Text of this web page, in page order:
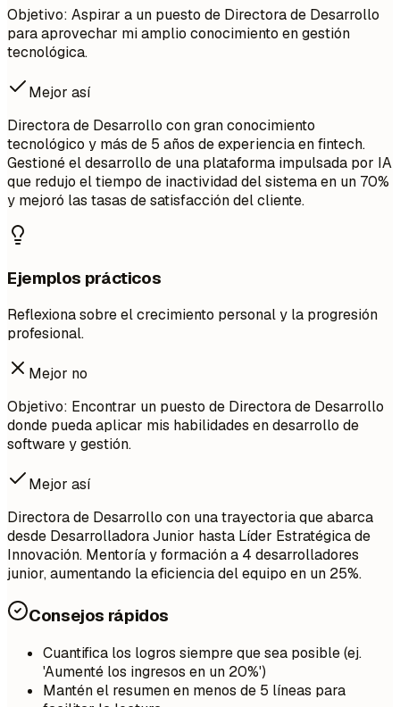
Objetivo: Aspirar a un puesto de Directora de Desarrollo
para aprovechar mi amplio conocimiento en gestión
tecnológica.
Mejor así
Directora de Desarrollo con gran conocimiento
tecnológico y más de 5 años de experiencia en fintech.
Gestioné el desarrollo de una plataforma impulsada por IA
que redujo el tiempo de inactividad del sistema en un 70%
y mejoró las tasas de satisfacción del cliente.
Ejemplos prácticos
Reflexiona sobre el crecimiento personal y la progresión
profesional.
Mejor no
Objetivo: Encontrar un puesto de Directora de Desarrollo
donde pueda aplicar mis habilidades en desarrollo de
software y gestión.
Mejor así
Directora de Desarrollo con una trayectoria que abarca
desde Desarrolladora Junior hasta Líder Estratégica de
Innovación. Mentoría y formación a 4 desarrolladores
junior, aumentando la eficiencia del equipo en un 25%.
Consejos rápidos
Cuantifica los logros siempre que sea posible (ej.
'Aumenté los ingresos en un 20%')
Mantén el resumen en menos de 5 líneas para